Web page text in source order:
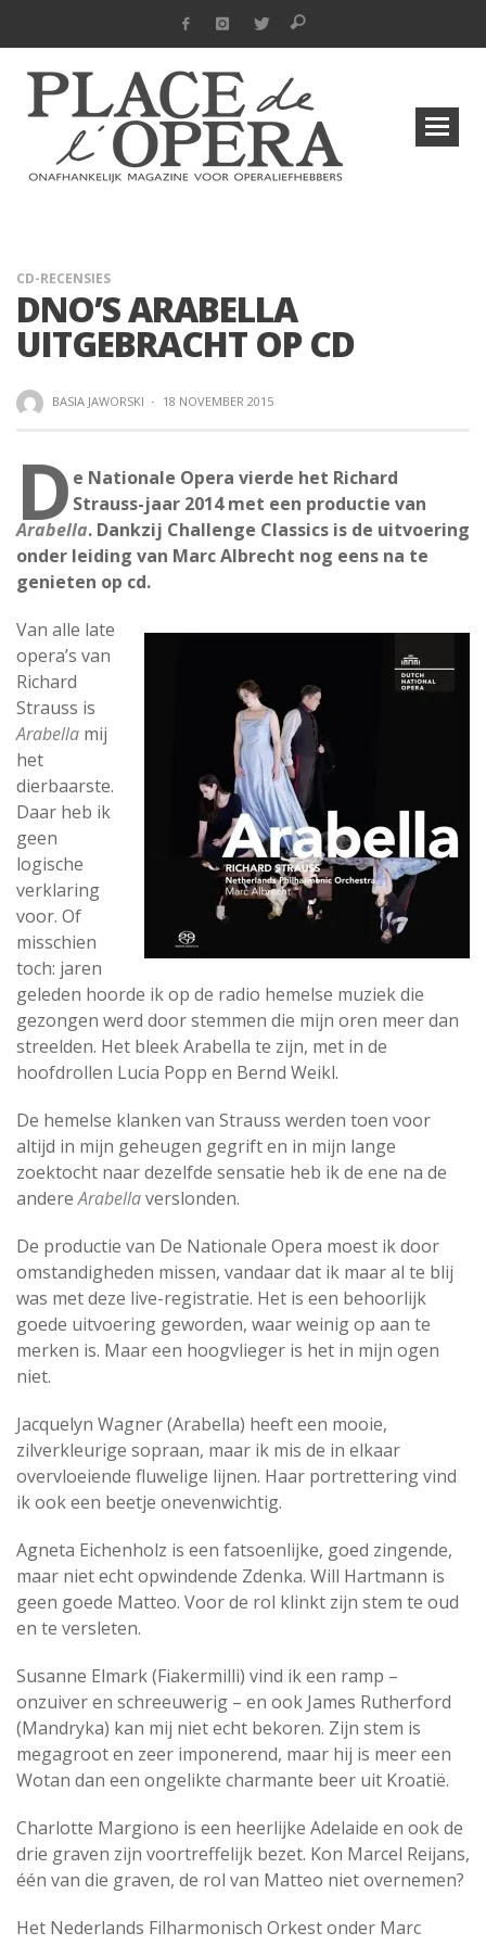
CD-RECENSIES
DNO’S ARABELLA
UITGEBRACHT OP CD
BASIA JAWORSKI · 18 NOVEMBER 2015
D e Nationale Opera vierde het Richard
Strauss-jaar 2014 met een productie van
Arabella. Dankzij Challenge Classics is de uitvoering
onder leiding van Marc Albrecht nog eens na te
genieten op cd.
Van alle late
opera’s van
Richard
Strauss is
Arabella mij
het
dierbaarste.
Daar heb ik
geen
logische
verklaring
voor. Of
misschien
toch: jaren
geleden hoorde ik op de radio hemelse muziek die
gezongen werd door stemmen die mijn oren meer dan
streelden. Het bleek Arabella te zijn, met in de
hoofdrollen Lucia Popp en Bernd Weikl.
De hemelse klanken van Strauss werden toen voor
altijd in mijn geheugen gegrift en in mijn lange
zoektocht naar dezelfde sensatie heb ik de ene na de
andereArabellaverslonden.
De productie van De Nationale Opera moest ik door
omstandigheden missen, vandaar dat ik maar al te blij
was met deze live-registratie. Het is een behoorlijk
goede uitvoering geworden, waar weinig op aan te
merken is. Maar een hoogvlieger is het in mijn ogen
niet.
Jacquelyn Wagner (Arabella) heeft een mooie,
zilverkleurige sopraan, maar ik mis de in elkaar
overvloeiende fluwelige lijnen. Haar portrettering vind
ik ook een beetje onevenwichtig.
Agneta Eichenholz is een fatsoenlijke, goed zingende,
maar niet echt opwindende Zdenka. Will Hartmann is
geen goede Matteo. Voor de rol klinkt zijn stem te oud
en te versleten.
Susanne Elmark (Fiakermilli) vind ik een ramp –
onzuiver en schreeuwerig – en ook James Rutherford
(Mandryka) kan mij niet echt bekoren. Zijn stem is
megagroot en zeer imponerend, maar hij is meer een
Wotan dan een ongelikte charmante beer uit Kroatië.
Charlotte Margiono is een heerlijke Adelaide en ook de
drie graven zijn voortreffelijk bezet. Kon Marcel Reijans,
één van die graven, de rol van Matteo niet overnemen?
Het Nederlands Filharmonisch Orkest onder Marc